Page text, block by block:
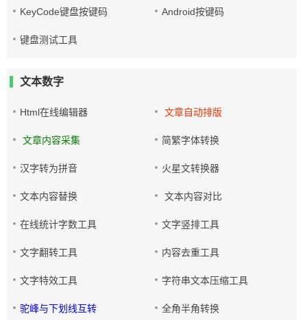
KeyCode键盘按键码 Android按键码
键盘测试工具
文本数字
Html在线编辑器 文章自动排版
文章内容采集 简繁字体转换
汉字转为拼音 火星文转换器
文本内容替换 文本内容对比
在线统计字数工具 文字竖排工具
文字翻转工具 内容去重工具
文字特效工具 字符串文本压缩工具
驼峰与下划线互转 全角半角转换